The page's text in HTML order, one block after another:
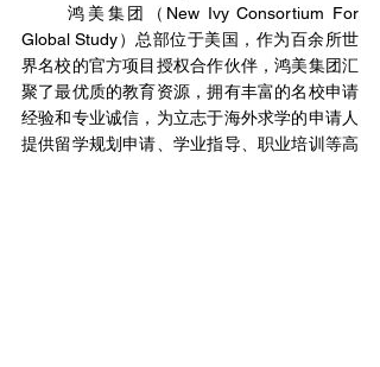
鸿美集团（New Ivy Consortium For
Global Study）总部位于美国，作为百余所世
界名校的官方项目授权合作伙伴，鸿美集团汇
聚了最优质的教育资源，拥有丰富的名校申请
经验和专业诚信，为立志于海外求学的申请人
提供留学规划申请、学业指导、职业培训等高